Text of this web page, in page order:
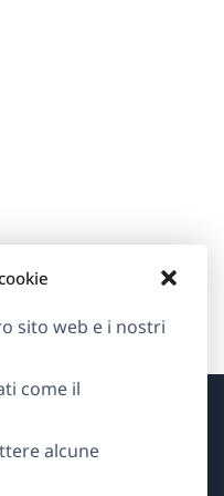
sito web e i nostri
come il
alcune